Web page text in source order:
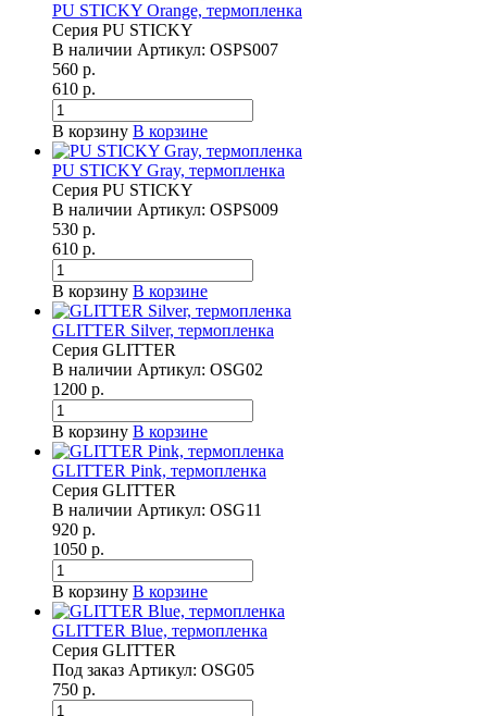
PU STICKY Orange, термопленка
Серия PU STICKY
В наличии Артикул: OSPS007
560 р.
610 р.
В корзину В корзине
PU STICKY Gray, термопленка
Серия PU STICKY
В наличии Артикул: OSPS009
530 р.
610 р.
В корзину В корзине
GLITTER Silver, термопленка
Серия GLITTER
В наличии Артикул: OSG02
1200 р.
В корзину В корзине
GLITTER Pink, термопленка
Серия GLITTER
В наличии Артикул: OSG11
920 р.
1050 р.
В корзину В корзине
GLITTER Blue, термопленка
Серия GLITTER
Под заказ Артикул: OSG05
750 р.